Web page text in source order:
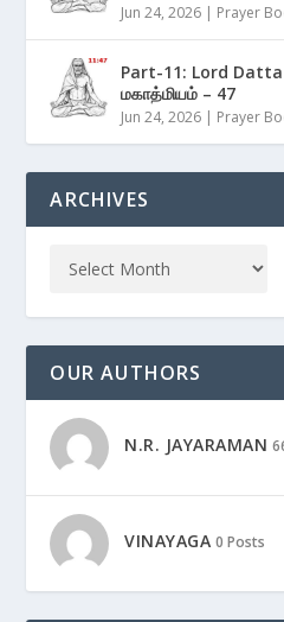
Jun 24, 2026 | Prayer
Part-11: Lord
மகாத்மியம் – 47
Jun 24, 2026 | Prayer
ARCHIVES
OUR AUTHORS
N.R. JAYARAMAN
VINAYAGA 0 Posts